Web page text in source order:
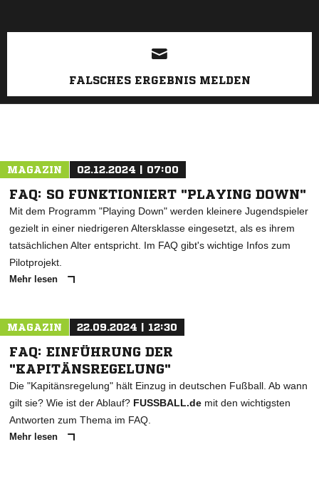
FALSCHES ERGEBNIS MELDEN
MAGAZIN 02.12.2024 | 07:00
FAQ: SO FUNKTIONIERT "PLAYING DOWN"
Mit dem Programm "Playing Down" werden kleinere Jugendspieler
gezielt in einer niedrigeren Altersklasse eingesetzt, als es ihrem
tatsächlichen Alter entspricht. Im FAQ gibt's wichtige Infos zum
Pilotprojekt.
Mehr lesen
MAGAZIN 22.09.2024 | 12:30
FAQ: EINFÜHRUNG DER
"KAPITÄNSREGELUNG"
Die "Kapitänsregelung" hält Einzug in deutschen Fußball. Ab wann
gilt sie? Wie ist der Ablauf? FUSSBALL.de mit den wichtigsten
Antworten zum Thema im FAQ.
Mehr lesen